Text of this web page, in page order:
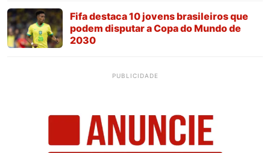
Fifa destaca 10 jovens brasileiros que
podem disputar a Copa do Mundo de
2030
PUBLICIDADE